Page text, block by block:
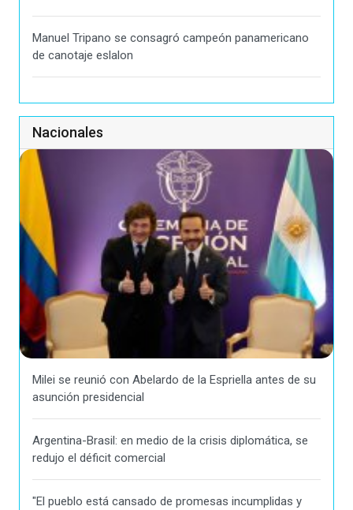
Manuel Tripano se consagró campeón panamericano
de canotaje eslalon
Nacionales
Milei se reunió con Abelardo de la Espriella antes de su
asunción presidencial
Argentina-Brasil: en medio de la crisis diplomática, se
redujo el déficit comercial
"El pueblo está cansado de promesas incumplidas y